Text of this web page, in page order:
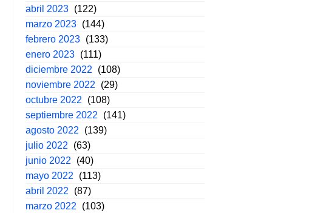
abril 2023 (122)
marzo 2023 (144)
febrero 2023 (133)
enero 2023 (111)
diciembre 2022
(108)
noviembre 2022
(29)
octubre 2022
(108)
septiembre 2022
(141)
agosto 2022
(139)
julio 2022
(63)
junio 2022
(40)
mayo 2022
(113)
abril 2022
(87)
marzo 2022
(103)